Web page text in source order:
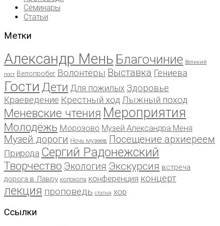
Семинары
Статьи
Метки
Александр Мень Благочиние Великий
пост Велопробег Волонтёры Выставка Гениева
Гости Дети Для пожилых Здоровье
Краеведение Крестный ход Лыжный поход
Меневские чтения Мероприятия
Молодёжь Морозово Музей Александра Меня
Музей дороги Ночь музеев Посещение архиереем
Природа Сергий Радонежский
Творчество Экология Экскурсия встреча
дорога в Лавру колокола конференция концерт
лекция проповедь статья хор
Ссылки